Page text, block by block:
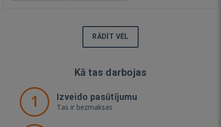
RĀDĪT VĒL
Kā tas darbojas
1 Izveido pasūtījumu
Tas ir bezmaksas